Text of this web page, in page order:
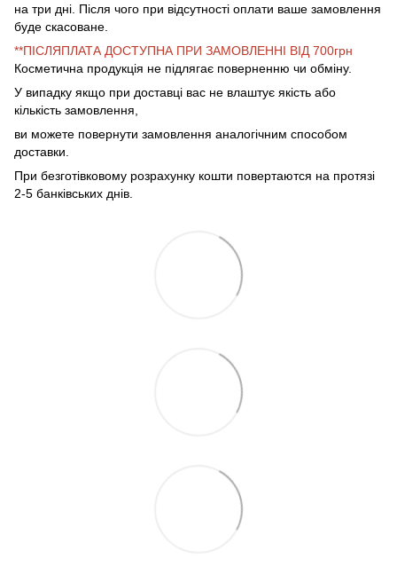
на три дні. Після чого при відсутності оплати ваше замовлення
буде скасоване.
**ПІСЛЯПЛАТА ДОСТУПНА ПРИ ЗАМОВЛЕННІ ВІД 700грн
Косметична продукція не підлягає поверненню чи обміну.
У випадку якщо при доставці вас не влаштує якість або
кількість замовлення,
ви можете повернути замовлення аналогічним способом
доставки.
При безготівковому розрахунку кошти повертаются на протязі
2-5 банківських днів.